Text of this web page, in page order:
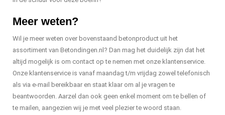
Meer weten?
Wil je meer weten over bovenstaand betonproduct uit het
assortiment van Betondingen.nl? Dan mag het duidelijk zijn dat het
altijd mogelijk is om contact op te nemen met onze klantenservice.
Onze klantenservice is vanaf maandag t/m vrijdag zowel telefonisch
als via e-mail bereikbaar en staat klaar om al je vragen te
beantwoorden. Aarzel dan ook geen enkel moment om te bellen of
te mailen, aangezien wij je met veel plezier te woord staan.